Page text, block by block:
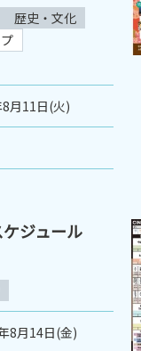
歴史・文化
月11日(火)
ジュール
8月14日(金)